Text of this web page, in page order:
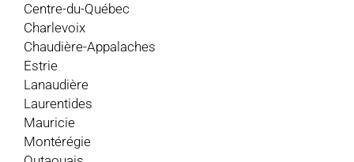
Centre-du-Québec
Charlevoix
Chaudière-Appalaches
Estrie
Lanaudière
Laurentides
Mauricie
Montérégie